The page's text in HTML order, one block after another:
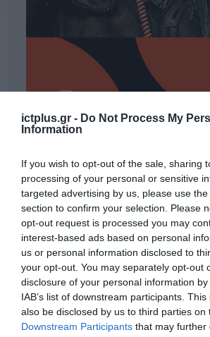
ictplus.gr - Do Not Process My
Information
If you wish to opt-out of the sale, sharing
processing of your personal or sensitive
targeted advertising by us, please use
section to confirm your selection. Please
opt-out request is processed you may
interest-based ads based on personal
us or personal information disclosed to
your opt-out. You may separately opt-out
disclosure of your personal information
IAB’s list of downstream participants.
also be disclosed by us to third parties on
Downstream Participants that may further
ΡΟΗ ΕΙΔΗΣΕΩΝ
Το χρηματοδοτούμενο
από την ΕΕ έργο “The
Gaming Police”
ενισχύει την ασφάλεια
των παιδιών στο
διαδίκτυο
31.07.2026
ΑΑΔΕ: Διευκρινίσεις
για τα πρόστιμα σε